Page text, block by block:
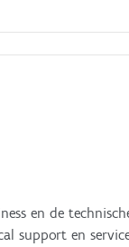
en de
support en